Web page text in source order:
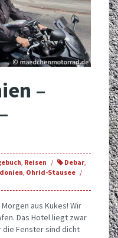
–
, Reisen Debar,
, Ohrid-Stausee
aus Kukes! Wir
Das Hotel liegt zwar
die Fenster sind dicht